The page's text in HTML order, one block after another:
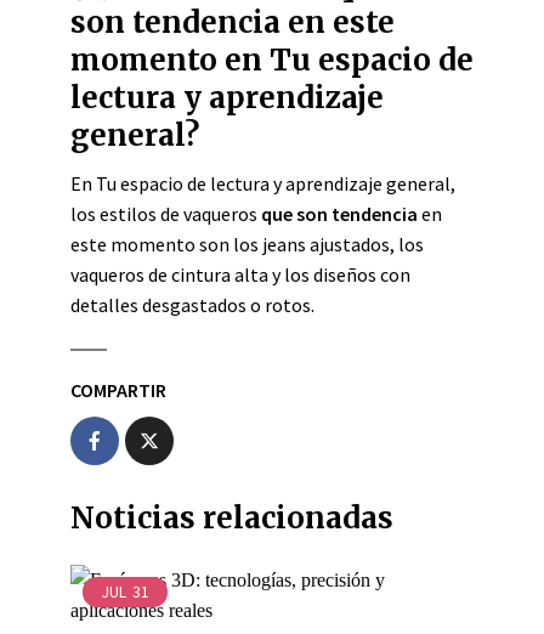
son tendencia en este
momento en Tu espacio de
lectura y aprendizaje
general?
En Tu espacio de lectura y aprendizaje general,
los estilos de vaqueros que son tendencia en
este momento son los jeans ajustados, los
vaqueros de cintura alta y los diseños con
detalles desgastados o rotos.
COMPARTIR
Noticias relacionadas
JUL 31